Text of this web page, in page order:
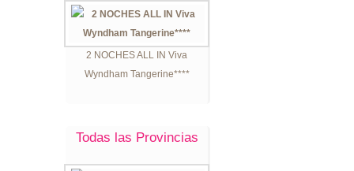
2 NOCHES ALL IN Viva
Wyndham Tangerine****
Todas las Provincias